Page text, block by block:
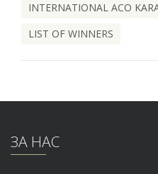
INTERNATIONAL ACO
LIST OF WINNERS
ЗА НАС